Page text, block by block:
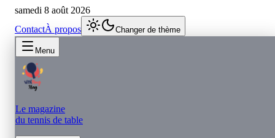
samedi 8 août 2026
ContactÀ propos Changer de thème
Menu
Le magazine
du tennis de table